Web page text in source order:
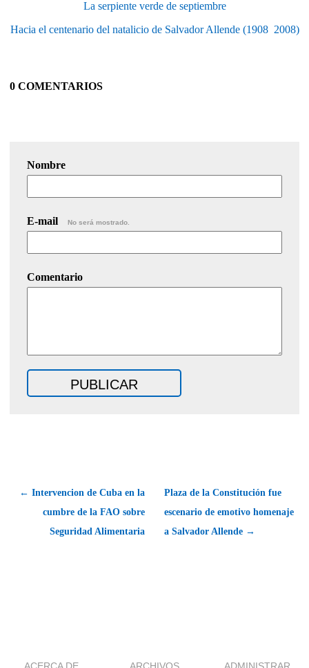
La serpiente verde de septiembre
Hacia el centenario del natalicio de Salvador Allende (1908  2008)
0 COMENTARIOS
Nombre
E-mail No será mostrado.
Comentario
← Intervencion de Cuba en la
cumbre de la FAO sobre
Seguridad Alimentaria
Plaza de la Constitución fue
escenario de emotivo homenaje
a Salvador Allende →
ACERCA DE ARCHIVOS ADMINISTRAR